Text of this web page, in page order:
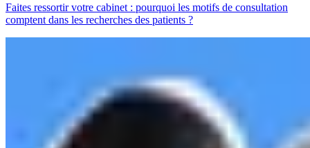
Faites ressortir votre cabinet : pourquoi les motifs de consultation
comptent dans les recherches des patients ?